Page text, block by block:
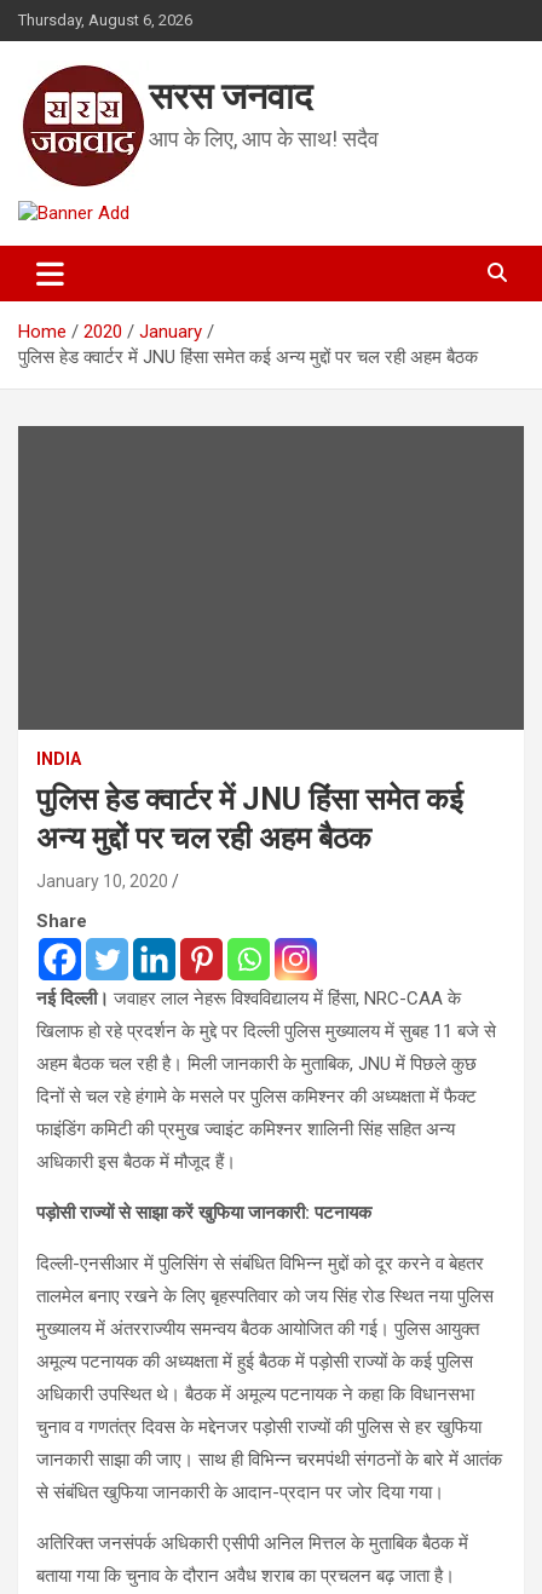
Skip
to
Thursday, August 6, 2026
सरस जनवाद
आप के लिए, आप के साथ! सदैव
Home 2020
January
पुलिस हेड क्वार्टर में JNU हिंसा समेत कई अन्य मुद्दों पर चल रही अहम बैठक
INDIA
पुलिस हेड क्वार्टर में JNU हिंसा समेत कई
अन्य मुद्दों पर चल रही अहम बैठक
January 10, 2020
Share
नई दिल्ली।जवाहर लाल नेहरू विश्वविद्यालय में हिंसा, NRC-CAA के
खिलाफ हो रहे प्रदर्शन के मुद्दे पर दिल्ली पुलिस मुख्यालय में सुबह 11 बजे से
अहम बैठक चल रही है। मिली जानकारी के मुताबिक, JNU में पिछले कुछ
दिनों से चल रहे हंगामे के मसले पर पुलिस कमिश्नर की अध्यक्षता में फैक्ट
फाइंडिंग कमिटी की प्रमुख ज्वाइंट कमिश्नर शालिनी सिंह सहित अन्य
अधिकारी इस बैठक में मौजूद हैं।
पड़ोसी राज्यों से साझा करें खुफिया जानकारी: पटनायक
दिल्ली-एनसीआर में पुलिसिंग से संबंधित विभिन्न मुद्दों को दूर करने व बेहतर
तालमेल बनाए रखने के लिए बृहस्पतिवार को जय सिंह रोड स्थित नया पुलिस
मुख्यालय में अंतरराज्यीय समन्वय बैठक आयोजित की गई। पुलिस आयुक्त
अमूल्य पटनायक की अध्यक्षता में हुई बैठक में पड़ोसी राज्यों के कई पुलिस
अधिकारी उपस्थित थे। बैठक में अमूल्य पटनायक ने कहा कि विधानसभा
चुनाव व गणतंत्र दिवस के मद्देनजर पड़ोसी राज्यों की पुलिस से हर खुफिया
जानकारी साझा की जाए। साथ ही विभिन्न चरमपंथी संगठनों के बारे में आतंक
से संबंधित खुफिया जानकारी के आदान-प्रदान पर जोर दिया गया।
अतिरिक्त जनसंपर्क अधिकारी एसीपी अनिल मित्तल के मुताबिक बैठक में
बताया गया कि चुनाव के दौरान अवैध शराब का प्रचलन बढ़ जाता है।